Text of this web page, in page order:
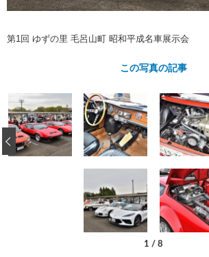
ショップレポート プ
レストア
カーメーカー「旧車」関連プロジ
イベント
第1回 ゆずの里 毛呂山町 昭和平成名車展示会
この写真の記事
1 / 8
‹